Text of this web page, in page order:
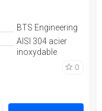
BTS Engineering
AISI 304 acier
inoxydable
0